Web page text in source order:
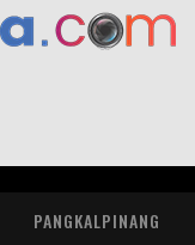
PANGKALPINANG